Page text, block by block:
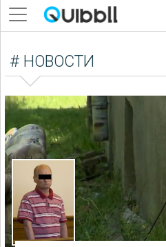
# НОВОСТИ